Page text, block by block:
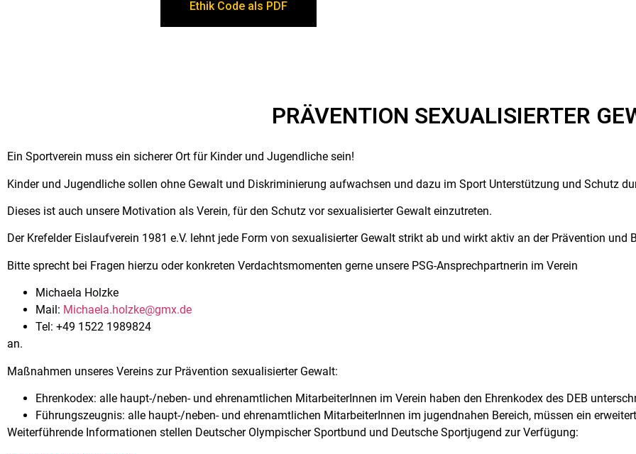
Ethik Code als PDF
PRÄVENTION SEXUALISIERTER
Ein Sportverein muss ein sicherer Ort für Kinder und Jugendliche sein!
Kinder und Jugendliche sollen ohne Gewalt und Diskriminierung aufwachsen und dazu im Sport Unterstützung und Schutz
Dieses ist auch unsere Motivation als Verein, für den Schutz vor sexualisierter Gewalt einzutreten.
Der Krefelder Eislaufverein 1981 e.V. lehnt jede Form von sexualisierter Gewalt strikt ab und wirkt aktiv an der Prävention
Bitte sprecht bei Fragen hierzu oder konkreten Verdachtsmomenten gerne unsere PSG-Ansprechpartnerin im Verein
Michaela Holzke
Mail: Michaela.holzke@gmx.de
Tel: +49 1522 1989824
an.
Maßnahmen unseres Vereins zur Prävention sexualisierter Gewalt:
Ehrenkodex: alle haupt-/neben- und ehrenamtlichen MitarbeiterInnen im Verein haben den Ehrenkodex des DEB
Führungszeugnis: alle haupt-/neben- und ehrenamtlichen MitarbeiterInnen im jugendnahen Bereich, müssen ein
Weiterführende Informationen stellen Deutscher Olympischer Sportbund und Deutsche Sportjugend zur Verfügung: